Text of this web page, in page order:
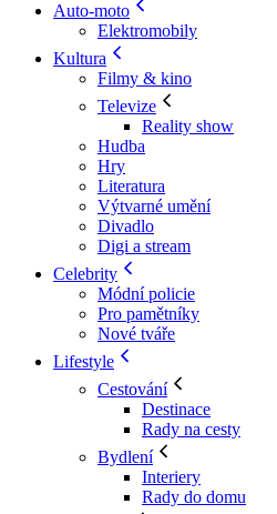
Auto-moto
Elektromobily
Kultura
Filmy & kino
Televize
Reality show
Hudba
Hry
Literatura
Výtvarné umění
Divadlo
Digi a stream
Celebrity
Módní policie
Pro pamětníky
Nové tváře
Lifestyle
Cestování
Destinace
Rady na cesty
Bydlení
Interiery
Rady do domu